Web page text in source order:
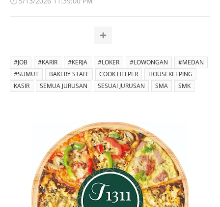
#JOB #KARIR #KERJA #LOKER #LOWONGAN
#MEDAN
#SUMUT
BAKERY STAFF COOK HELPER
HOUSEKEEPING
KASIR
SEMUA JURUSAN SESUAI JURUSAN SMA SMK